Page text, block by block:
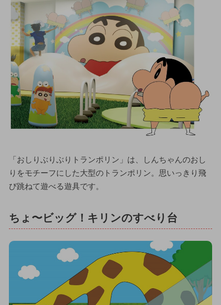
「おしりぶりぶりトランポリン」は、しんちゃんのおし
りをモチーフにした大型のトランポリン。思いっきり飛
び跳ねて遊べる遊具です。
ちょ〜ビッグ！キリンのすべり台